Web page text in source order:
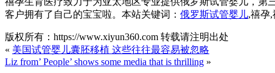
客户拥有了自己的宝宝啦。本站关键词： 俄罗斯试管婴儿,禧孕
版权所有：https://www.xiyun360.com 转载请注明出处
« 美国试管婴儿囊胚移植 这些往往最容易被忽略
Liz from’ People’ shows some media that is thrilling »